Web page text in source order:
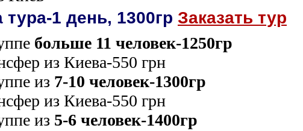
тура-1 день, 1300гр Заказать тур
больше 11 человек-1250гр
из Киева-550 грн
из 7-10 человек-1300гр
из Киева-550 грн
из 5-6 человек-1400гр